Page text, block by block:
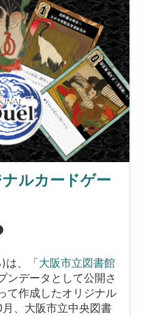
ルカードゲー
は、「大阪市立図書館
ンデータとして公開さ
て作成したオリジナル
、大阪市立中央図書